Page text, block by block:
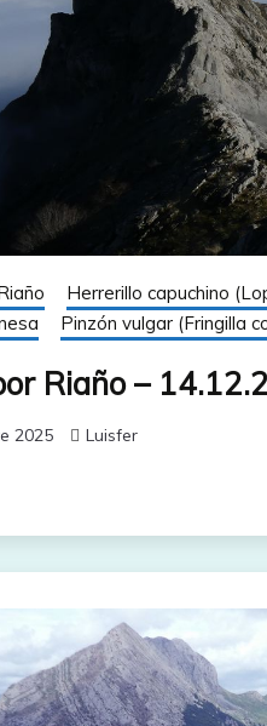
Herrerillo capuchino
Pinzón vulgar (Fringilla
Riaño –
2025 Luisfer